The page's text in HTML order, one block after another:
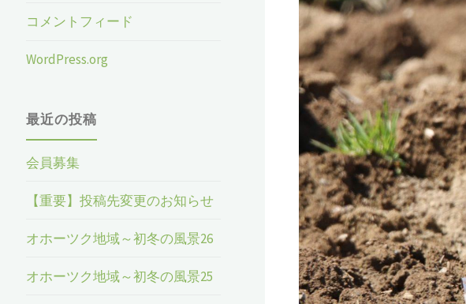
コメントフィード
WordPress.org
最近の投稿
会員募集
【重要】投稿先変更のお知らせ
オホーツク地域～初冬の風景26
オホーツク地域～初冬の風景25